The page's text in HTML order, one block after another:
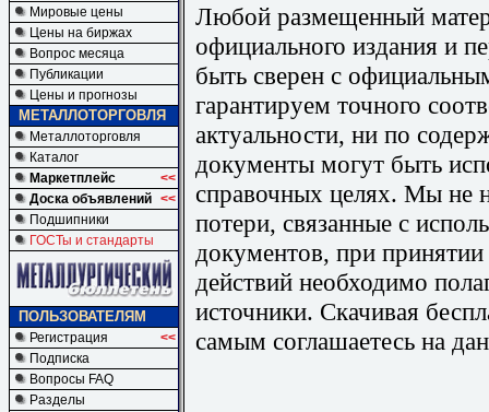
Мировые цены
Цены на биржах
Вопрос месяца
Публикации
Цены и прогнозы
МЕТАЛЛОТОРГОВЛЯ
Металлоторговля
Каталог
Маркетплейс
<<
Доска объявлений <<
Подшипники
ГОСТы и стандарты
ПОЛЬЗОВАТЕЛЯМ
Регистрация
<<
Подписка
Вопросы FAQ
Разделы
Любой размещенный
официального издания и
быть сверен с
гарантируем точного
актуальности, ни по
документы могут быть
справочных целях. Мы не
потери, связанные с
документов, при
действий необходимо
источники. Скачивая
самым соглашаетесь на